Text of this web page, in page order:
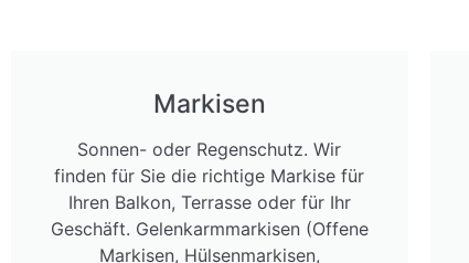
Markisen
Sonnen- oder Regenschutz. Wir
finden für Sie die richtige Markise für
Ihren Balkon, Terrasse oder für Ihr
Geschäft. Gelenkarmmarkisen (Offene
Markisen, Hülsenmarkisen,